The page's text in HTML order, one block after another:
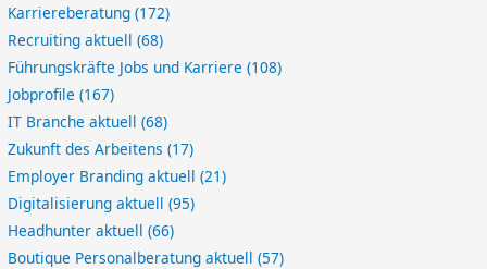
Karriereberatung(172)
Recruiting aktuell(68)
Führungskräfte Jobs und Karriere(108)
Jobprofile(167)
IT Branche aktuell(68)
Zukunft des Arbeitens(17)
Employer Branding aktuell(21)
Digitalisierung aktuell(95)
Headhunter aktuell(66)
Boutique Personalberatung aktuell(57)